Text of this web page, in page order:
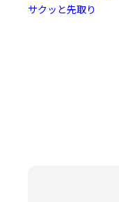
サクッと先取り